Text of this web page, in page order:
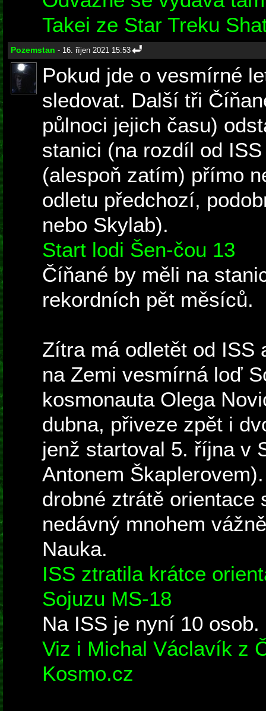
Takei ze Star Treku
Pozemstan - 16. říjen 2021 15:53
Pokud jde o vesmírné
sledovat. Další tři
půlnoci jejich času)
stanici (na rozdíl od
(alespoň zatím) přímo
odletu předchozí,
nebo Skylab).
Start lodi Šen-čou 13
Číňané by měli na
rekordních pět měsíců.
Zítra má odletět od ISS
na Zemi vesmírná loď
kosmonauta Olega
dubna, přiveze zpět i
jenž startoval 5. října v
Antonem
drobné ztrátě orientace
nedávný mnohem
Nauka.
ISS ztratila krátce
Sojuzu MS-18
Na ISS je nyní 10 osob.
Viz i Michal Václavík z
Kosmo.cz